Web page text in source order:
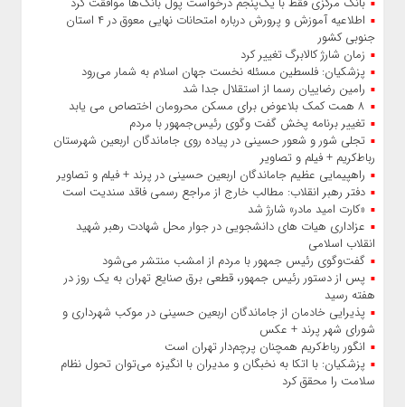
اطلاعیه آموزش و پرورش درباره امتحانات نهایی معوق در ۴ استان
جنوبی کشور
زمان شارژ کالابرگ تغییر کرد
پزشکیان: فلسطین مسئله نخست جهان اسلام به شمار می‌رود
رامین رضاییان رسما از استقلال جدا شد
۸ همت کمک بلاعوض برای مسکن محرومان اختصاص می یابد
تغییر برنامه پخش گفت‌ وگوی رئیس‌جمهور با مردم
تجلی شور و شعور حسینی در پیاده‌ روی جاماندگان اربعین شهرستان
رباط‌کریم + فیلم و تصاویر
راهپیمایی عظیم جاماندگان اربعین حسینی در پرند + فیلم و تصاویر
دفتر رهبر انقلاب: مطالب خارج از مراجع رسمی فاقد سندیت است
«کارت امید مادر» شارژ شد
عزاداری هیات‌ های دانشجویی در جوار محل شهادت رهبر شهید
انقلاب اسلامی
گفت‌وگوی رئیس‌ جمهور با مردم از امشب منتشر می‌شود
پس از دستور رئیس‌ جمهور، قطعی برق صنایع تهران به یک روز در
هفته رسید
پذیرایی خادمان از جاماندگان اربعین حسینی در موکب شهرداری و
شورای شهر پرند + عکس
انگور رباط‌کریم همچنان پرچم‌دار تهران است
پزشکیان: با اتکا به نخبگان و مدیران با انگیزه می‌توان تحول نظام
سلامت را محقق کرد